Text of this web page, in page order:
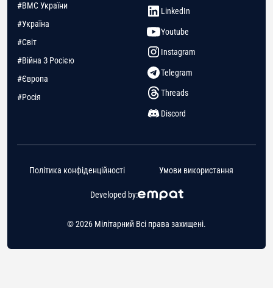
#ВМС України
#Україна
#Світ
#Війна З Росією
#Європа
#Росія
LinkedIn
Youtube
Instagram
Telegram
Threads
Discord
© 2026 Мілітарний Всі права захищені.
Developed by:
Політика конфіденційності Умови використання